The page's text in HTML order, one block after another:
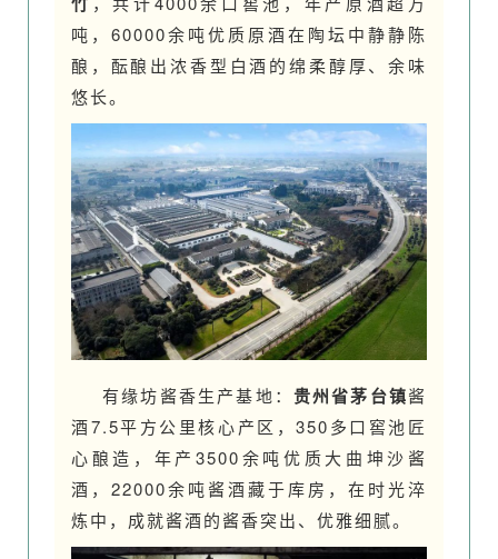
吨，60000余吨优质原酒在陶坛中静静陈
酿，酝酿出浓香型白酒的绵柔醇厚、余味
悠长。
有缘坊酱香生产基地： 贵州省茅台镇酱
酒7.5平方公里核心产区，350多口窖池匠
心酿造，年产3500余吨优质大曲坤沙酱
酒，22000余吨酱酒藏于库房，在时光淬
炼中，成就酱酒的酱香突出、优雅细腻。